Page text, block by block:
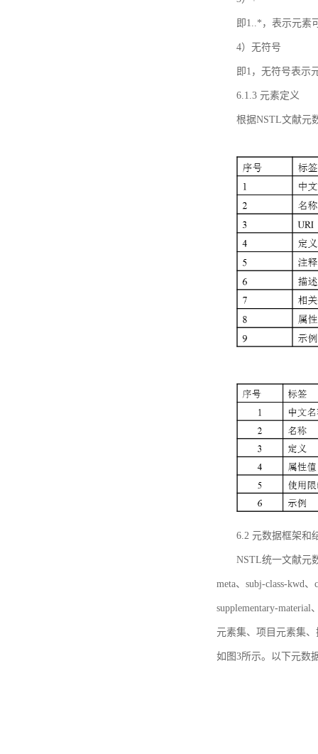
即1..*，表示元素
4）无符号
即1，无符号表示
6.1.3 元素定义
根据NSTL文献元
6.2 元数据框架和
NSTL统一文献元
meta、subj-class-kwd
supplementary-
元素集、项目元素集
如图3所示。以下元数